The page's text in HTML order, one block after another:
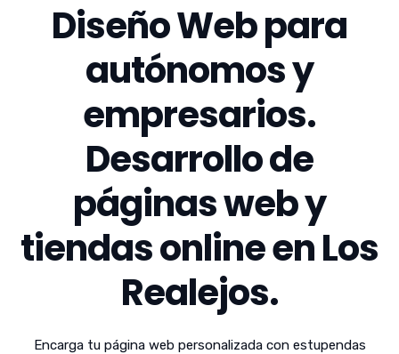
Diseño Web para
autónomos y
empresarios.
Desarrollo de
páginas web y
tiendas online en Los
Realejos.
Encarga tu página web personalizada con estupendas